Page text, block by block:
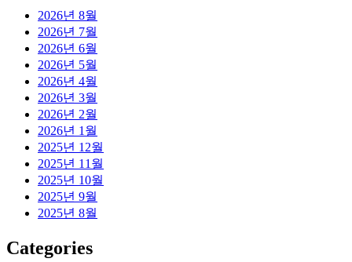
2026년 8월
2026년 7월
2026년 6월
2026년 5월
2026년 4월
2026년 3월
2026년 2월
2026년 1월
2025년 12월
2025년 11월
2025년 10월
2025년 9월
2025년 8월
Categories